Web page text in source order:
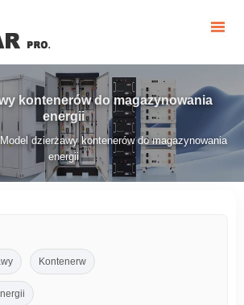
kontenerów do magazynowania
energii
Model dzierżawy kontenerów do magazynowania
energii
Kontenerw